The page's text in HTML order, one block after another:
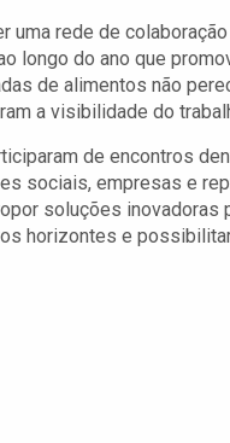
uma rede de
longo do ano que
de alimentos não
a visibilidade do
de encontros
sociais, empresas e
soluções
horizontes e